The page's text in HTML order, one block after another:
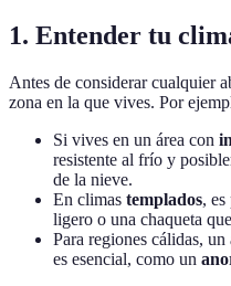
1. Entender tu
Antes de considerar cualquier
zona en la que vives. Por
Si vives en un área con
resistente al frío y
de la nieve.
En climas templados,
ligero o una chaqueta
Para regiones cálidas,
es esencial, como un